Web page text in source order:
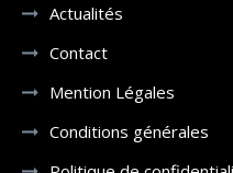
Actualités
Contact
Mention Légales
Conditions générales